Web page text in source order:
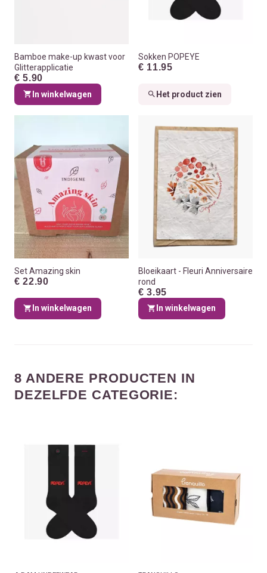
Bamboe make-up kwast voor
Glitterapplicatie
€ 5.90
In winkelwagen
Sokken POPEYE
€ 11.95
Het product zien
Set Amazing skin
€ 22.90
In winkelwagen
Bloeikaart - Fleuri Anniversaire
rond
€ 3.95
In winkelwagen
8 ANDERE PRODUCTEN IN
DEZELFDE CATEGORIE: